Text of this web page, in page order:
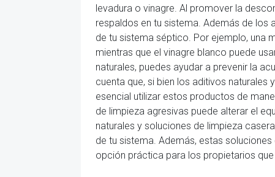
levadura o vinagre. Al promover la
respaldos en tu sistema. Además de los
de tu sistema séptico. Por ejemplo, una
mientras que el vinagre blanco puede
naturales, puedes ayudar a prevenir la
cuenta que, si bien los aditivos
esencial utilizar estos productos de
de limpieza agresivas puede alterar el
naturales y soluciones de limpieza
de tu sistema. Además, estas
opción práctica para los propietarios